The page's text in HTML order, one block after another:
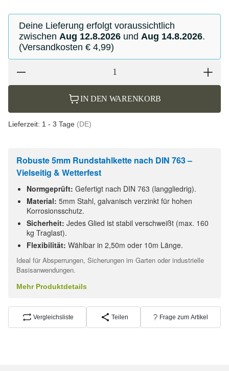
Deine Lieferung erfolgt voraussichtlich
zwischen Aug 12.8.2026 und Aug 14.8.2026.
(Versandkosten € 4,99)
IN DEN WARENKORB
Lieferzeit: 1 - 3 Tage (DE)
Robuste 5mm Rundstahlkette nach DIN 763 –
Vielseitig & Wetterfest
Normgeprüft: Gefertigt nach DIN 763 (langgliedrig).
Material: 5mm Stahl, galvanisch verzinkt für hohen
Korrosionsschutz.
Sicherheit: Jedes Glied ist stabil verschweißt (max. 160
kg Traglast).
Flexibilität: Wählbar in 2,50m oder 10m Länge.
Ideal für Absperrungen, Sicherungen im Garten oder industrielle
Basisanwendungen.
Mehr Produktdetails
Vergleichsliste Teilen Frage zum Artikel